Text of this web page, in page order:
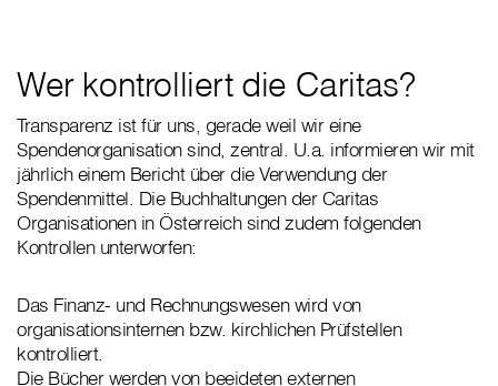
Wer kontrolliert die Caritas?
Transparenz ist für uns, gerade weil wir eine
Spendenorganisation sind, zentral. U.a. informieren wir mit
jährlich einem Bericht über die Verwendung der
Spendenmittel. Die Buchhaltungen der Caritas
Organisationen in Österreich sind zudem folgenden
Kontrollen unterworfen:
Das Finanz- und Rechnungswesen wird von
organisationsinternen bzw. kirchlichen Prüfstellen
kontrolliert.
Die Bücher werden von beeideten externen